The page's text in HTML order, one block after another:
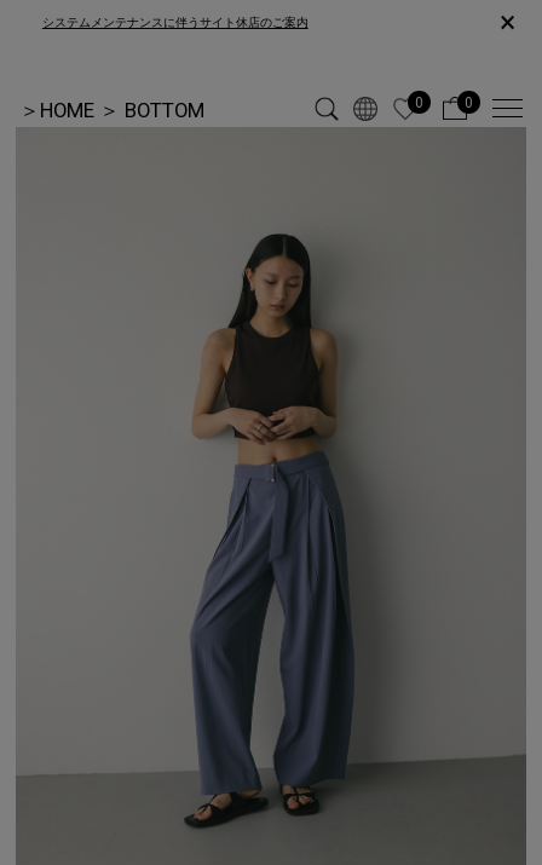
システムメンテナンスに伴うサイト休店のご案内 ×
＞ HOME ＞ BOTTOM 0 0